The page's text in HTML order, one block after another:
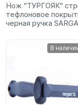
Нож "ТУРГОЯК"
тефлоновое
черная ручка
В